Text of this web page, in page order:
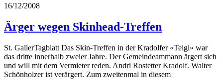
16/12/2008
Ärger wegen Skinhead-Treffen
St. GallerTagblatt Das Skin-Treffen in der Kradolfer «Teigi» war
das dritte innerhalb zweier Jahre. Der Gemeindeammann ärgert sich
und will mit dem Vermieter reden. Andri Rostetter Kradolf. Walter
Schönholzer ist verärgert. Zum zweitenmal in diesem